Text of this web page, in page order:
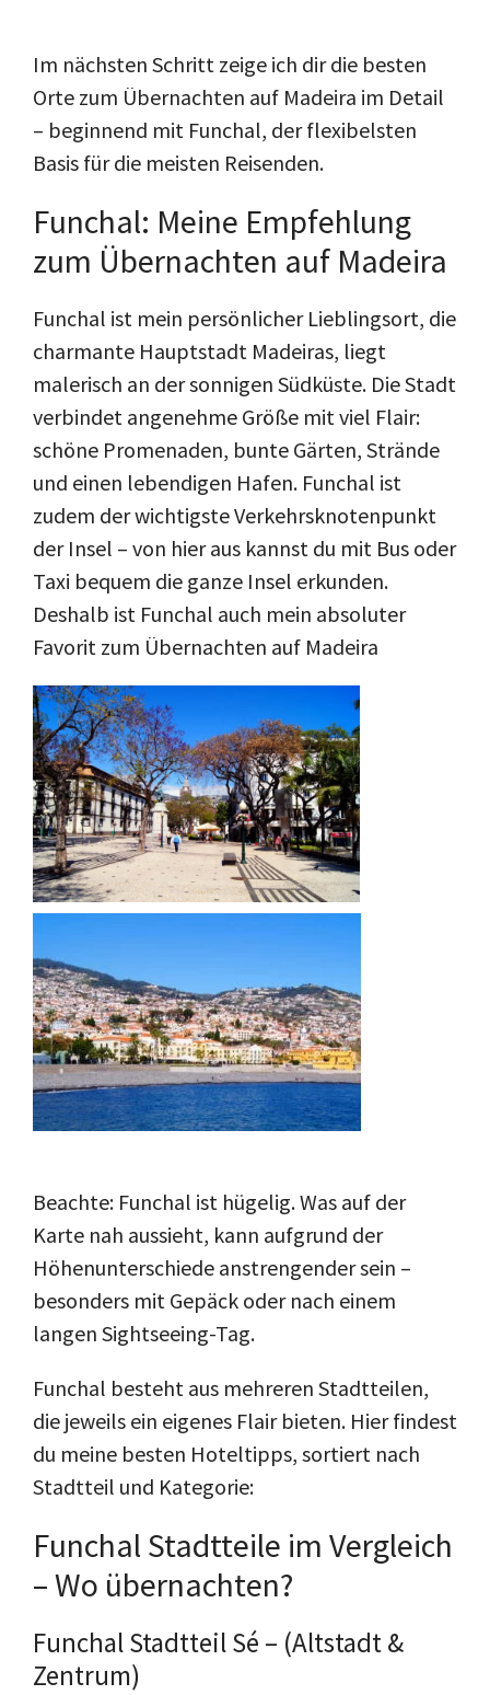
Im nächsten Schritt zeige ich dir die besten
Orte zum Übernachten auf Madeira im Detail
– beginnend mit Funchal, der flexibelsten
Basis für die meisten Reisenden.
Funchal: Meine Empfehlung
zum Übernachten auf Madeira
Funchal ist mein persönlicher Lieblingsort, die
charmante Hauptstadt Madeiras, liegt
malerisch an der sonnigen Südküste. Die Stadt
verbindet angenehme Größe mit viel Flair:
schöne Promenaden, bunte Gärten, Strände
und einen lebendigen Hafen. Funchal ist
zudem der wichtigste Verkehrsknotenpunkt
der Insel – von hier aus kannst du mit Bus oder
Taxi bequem die ganze Insel erkunden.
Deshalb ist Funchal auch mein absoluter
Favorit zum Übernachten auf Madeira
Beachte: Funchal ist hügelig. Was auf der
Karte nah aussieht, kann aufgrund der
Höhenunterschiede anstrengender sein –
besonders mit Gepäck oder nach einem
langen Sightseeing-Tag.
Funchal besteht aus mehreren Stadtteilen,
die jeweils ein eigenes Flair bieten. Hier findest
du meine besten Hoteltipps, sortiert nach
Stadtteil und Kategorie:
Funchal Stadtteile im Vergleich
– Wo übernachten?
Funchal Stadtteil Sé – (Altstadt &
Zentrum)